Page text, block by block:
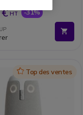
le Hub
avec tous les
HT -31%
IconTop des ventes